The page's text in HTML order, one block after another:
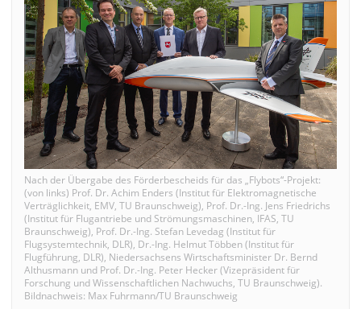
Nach der Übergabe des Förderbescheids für das „Flybots“-Projekt:
(von links) Prof. Dr. Achim Enders (Institut für Elektromagnetische
Verträglichkeit, EMV, TU Braunschweig), Prof. Dr.-Ing. Jens Friedrichs
(Institut für Flugantriebe und Strömungsmaschinen, IFAS, TU
Braunschweig), Prof. Dr.-Ing. Stefan Levedag (Institut für
Flugsystemtechnik, DLR), Dr.-Ing. Helmut Többen (Institut für
Flugführung, DLR), Niedersachsens Wirtschaftsminister Dr. Bernd
Althusmann und Prof. Dr.-Ing. Peter Hecker (Vizepräsident für
Forschung und Wissenschaftlichen Nachwuchs, TU Braunschweig).
Bildnachweis: Max Fuhrmann/TU Braunschweig